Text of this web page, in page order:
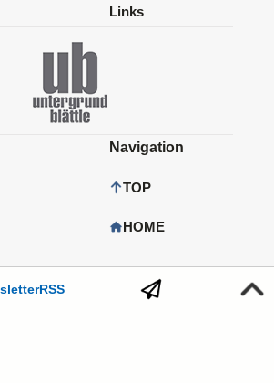
RSS
Links
Navigation
TOP
HOME